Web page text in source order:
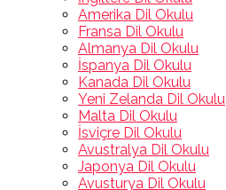
Amerika Dil Okulu
Fransa Dil Okulu
Almanya Dil Okulu
İspanya Dil Okulu
Kanada Dil Okulu
Yeni Zelanda Dil Okulu
Malta Dil Okulu
İsviçre Dil Okulu
Avustralya Dil Okulu
Japonya Dil Okulu
Avusturya Dil Okulu